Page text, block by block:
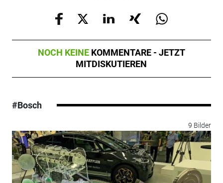
NOCH KEINE KOMMENTARE - JETZT
MITDISKUTIEREN
#Bosch
9 Bilder